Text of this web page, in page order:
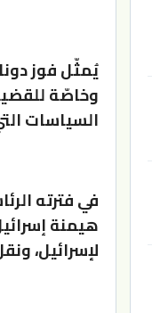
يُمثّل فوز
وخاصّة
السياسات
في فترته
هيمنة
لإسرائيل،